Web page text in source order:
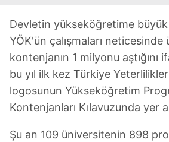
Devletin yükseköğretime büyük
YÖK'ün çalışmaları
kontenjanın 1 milyonu aştığını
bu yıl ilk kez Türkiye
logosunun Yükseköğretim
Kontenjanları Kılavuzunda yer
Şu an 109 üniversitenin 898